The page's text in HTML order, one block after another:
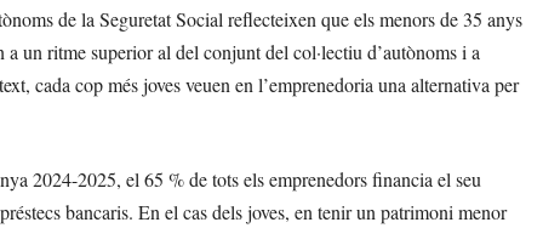
de la Seguretat Social reflecteixen que els menors de 35 anys
un ritme superior al del conjunt del col·lectiu d’autònoms i a
cada cop més joves veuen en l’emprenedoria una alternativa per
2024-2025, el 65 % de tots els emprenedors financia el seu
bancaris. En el cas dels joves, en tenir un patrimoni menor